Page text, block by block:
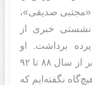
١٣٩٣ بود که «مجتبی صدیقی»،
خبری از
برداشت. او
گفته بود: «بیش از سه‌ هزار نفر از سال ٨٨ تا ٩٢
نگفته‌ایم که